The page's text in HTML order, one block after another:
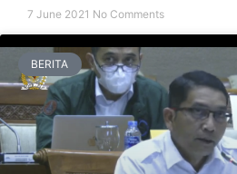
7 June 2021 No Comments
BERITA